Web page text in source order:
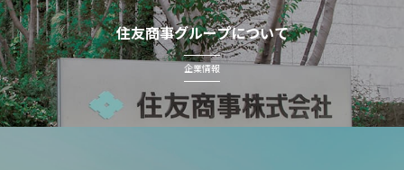
住友商事グループについて
企業情報